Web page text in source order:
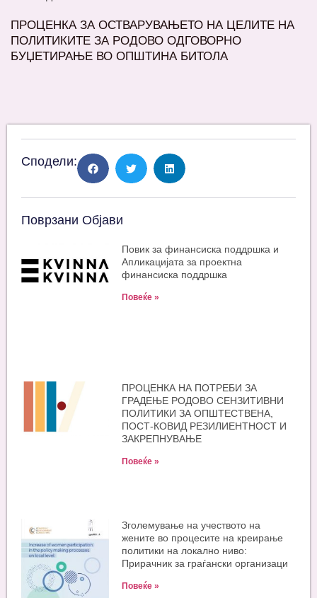
ПРОЦЕНКА ЗА ОСТВАРУВАЊЕТО НА ЦЕЛИТЕ НА
ПОЛИТИКИТЕ ЗА РОДОВО ОДГОВОРНО
БУЏЕТИРАЊЕ ВО ОПШТИНА БИТОЛА
Сподели:
Поврзани Објави
Повик за финансиска поддршка и
Апликацијата за проектна
финансиска поддршка
Повеќе »
ПРОЦЕНКА НА ПОТРЕБИ ЗА
ГРАДЕЊЕ РОДОВО СЕНЗИТИВНИ
ПОЛИТИКИ ЗА ОПШТЕСТВЕНА,
ПОСТ-КОВИД РЕЗИЛИЕНТНОСТ И
ЗАКРЕПНУВАЊЕ
Повеќе »
Зголемување на учеството на
жените во процесите на креирање
политики на локално ниво:
Прирачник за граѓански организаци
Повеќе »